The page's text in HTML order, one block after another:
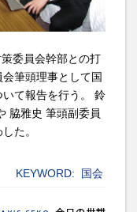
委員会幹部との打
筆頭理事として国
て報告を行う。 鈴
脇雅史 筆頭副委員
た。
KEYWORD: 国会